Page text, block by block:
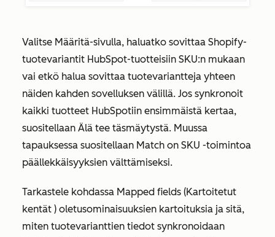
Valitse Määritä-sivulla, haluatko sovittaa Shopify-
tuotevariantit HubSpot-tuotteisiin SKU:n mukaan
vai etkö halua sovittaa tuotevariantteja yhteen
näiden kahden sovelluksen välillä. Jos synkronoit
kaikki tuotteet HubSpotiin ensimmäistä kertaa,
suositellaan Älä tee täsmäytystä. Muussa
tapauksessa suositellaan Match on SKU -toimintoa
päällekkäisyyksien välttämiseksi.
Tarkastele kohdassa Mapped fields (Kartoitetut
kentät ) oletusominaisuuksien kartoituksia ja sitä,
miten tuotevarianttien tiedot synkronoidaan